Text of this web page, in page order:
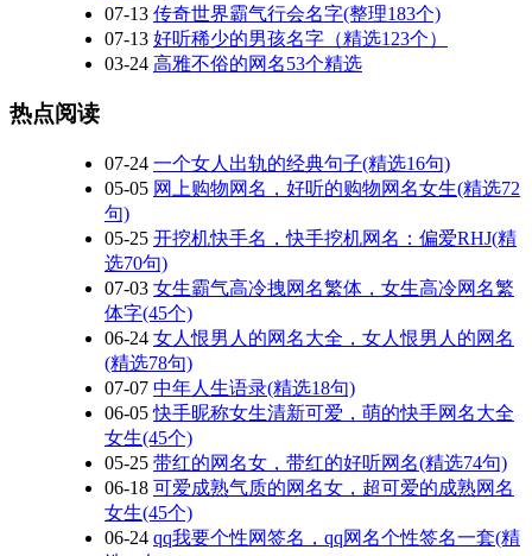
07-13 传奇世界霸气行会名字(整理183个)
07-13 ​好听稀少的男孩名字（精选123个）
03-24 高雅不俗的网名53个精选
热点阅读
07-24 一个女人出轨的经典句子(精选16句)
05-05 网上购物网名，好听的购物网名女生(精选72
句)
05-25 开挖机快手名，快手挖机网名：偏爱RHJ(精
选70句)
07-03 女生霸气高冷拽网名繁体，女生高冷网名繁
体字(45个)
06-24 女人恨男人的网名大全，女人恨男人的网名
(精选78句)
07-07 中年人生语录(精选18句)
06-05快手昵称女生清新可爱，萌的快手网名大全
女生(45个)
05-25 带红的网名女，带红的好听网名(精选74句)
06-18 可爱成熟气质的网名女，超可爱的成熟网名
女生(45个)
06-24 qq我要个性网签名，qq网名个性签名一套(精